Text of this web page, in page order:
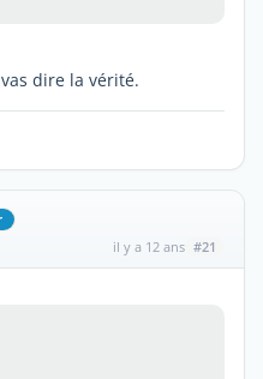
dire la vérité.
il y a 12 ans #21